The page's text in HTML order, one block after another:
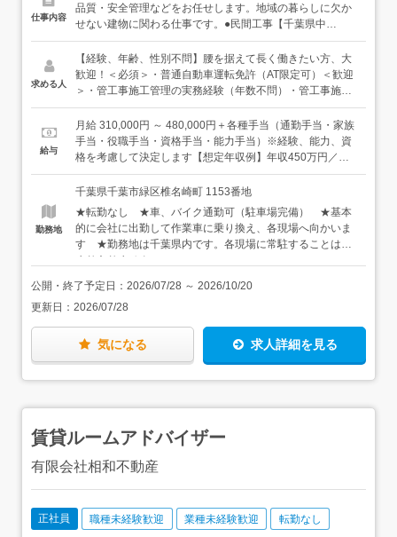
仕事内容
品質・安全管理などをお任せします。地域の暮らしに欠か
せない建物に関わる仕事です。●民間工事【千葉県中
心】・給排水衛生、空調換気設備工事・老健施設、保育
園、幼稚園、共同住宅、雑居ビルなど●公共工事【千葉
県、千葉市】・学校、公共施設などの給排水衛生、空調換
気設備工事・配水管整備工事現場作業だけで一日が終わる
めています。時間を有効活用することを推奨しています！
＜入社後は＞未経験の方は先輩と一緒に現場へ行き、工事
の一通りの流れを知るところから始めましょう。パイプの
丈夫です。まずはメジャーを使用した「墨出し」という配
管の位置出しの作業を、先輩と一緒に行いましょう。成長
を急かしたりはしないので、全く経験がなくても安心して
ご入社ください。経験者の方は、これまでの経験や得意分
野を確認した上で、無理のない形で現場をお任せします。
いきなりすべてを任せることはありません。まずは既存の
現場に入り、「当社の進め方・協力業者との関係性・現場
の雰囲気」を知ってもらうところからスタートします。分
からないことは、その場で聞いて大丈夫。「自分で何とか
しなきゃ」と抱え込む必要はありません。★資格をお持ち
でない方も歓迎しています。入社後に会社支援のもと取得
を目指せます。★「何か手伝うことはある？」と自然と声
求める人
【経験、年齢、性別不問】腰を据えて長く働きたい方、大
歓迎！＜必須＞・普通自動車運転免許（AT限定可）＜歓迎
＞・管工事施工管理の実務経験（年数不問）・管工事施工
管理技士（2級以上）・給水装置工事主任技術者・排水設
備工事責任技術者・報告、連絡、相談のできる方・向上心
がある方★資格は入社後に会社支援のもと取得を目指せま
す！
給与
月給 310,000円 ～ 480,000円＋各種手当（通勤手当・家族
手当・役職手当・資格手当・能力手当）※経験、能力、資
格を考慮して決定します【想定年収例】年収450万円／入
社1年目年収550万円／入社3年目年収700万円／入社10年
目
勤務地
千葉県千葉市緑区椎名崎町 1153番地
★転勤なし ★車、バイク通勤可（駐車場完備） ★基本
的に会社に出勤して作業車に乗り換え、各現場へ向かいま
す ★勤務地は千葉県内です。各現場に常駐することはあ
まりありません。
公開・終了予定日： 2026/07/28 ～ 2026/10/20
更新日： 2026/07/28
気になる 求人詳細を見る
賃貸ルームアドバイザー
有限会社相和不動産
正社員 職種未経験歓迎 業種未経験歓迎 転勤なし